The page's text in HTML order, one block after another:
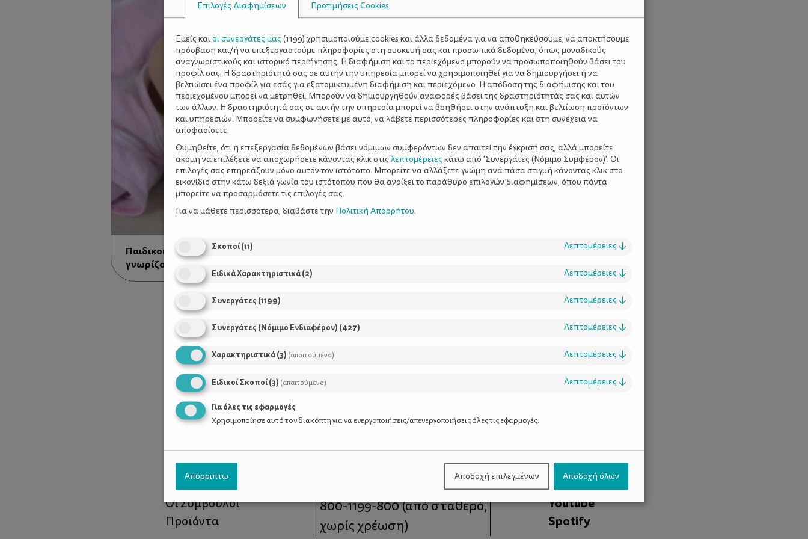
Παιδικοί πονοκέφαλοι - Τι πρέπει να
γνωρίζουν οι γονείς
Χρήσιμοι Σύνδεσμοι
Τι είναι το ΔΕΛΤΑ moms
Οι Σύμβουλοι
Προϊόντα
Τηλέφωνο Επικοινωνίας:
800-1199-800(από σταθερό,
χωρίς χρέωση)
Facebook
Instagram
Youtube
Spotify
Επιλογές Διαφημίσεων Προτιμήσεις Cookies
Εμείς καιοι συνεργάτες μας (1199) χρησιμοποιούμε cookies και άλλα δεδομένα για να αποθηκεύσουμε, να αποκτήσουμε
πρόσβαση και/ή να επεξεργαστούμε πληροφορίες στη συσκευή σας και προσωπικά δεδομένα, όπως μοναδικούς
αναγνωριστικούς και ιστορικό περιήγησης. Η διαφήμιση και το περιεχόμενο μπορούν να προσωποποιηθούν βάσει του
προφίλ σας. Η δραστηριότητά σας σε αυτήν την υπηρεσία μπορεί να χρησιμοποιηθεί για να δημιουργήσει ή να
βελτιώσει ένα προφίλ για εσάς για εξατομικευμένη διαφήμιση και περιεχόμενο. Η απόδοση της διαφήμισης και του
περιεχομένου μπορεί να μετρηθεί. Μπορούν να δημιουργηθούν αναφορές βάσει της δραστηριότητάς σας και αυτών
των άλλων. Η δραστηριότητά σας σε αυτήν την υπηρεσία μπορεί να βοηθήσει στην ανάπτυξη και βελτίωση προϊόντων
και υπηρεσιών. Μπορείτε να συμφωνήσετε με αυτό, να λάβετε περισσότερες πληροφορίες και στη συνέχεια να
αποφασίσετε.
Θυμηθείτε, ότι η επεξεργασία δεδομένων βάσει νόμιμων συμφερόντων δεν απαιτεί την έγκρισή σας, αλλά μπορείτε
ακόμη να επιλέξετε να αποχωρήσετε κάνοντας κλικ στις λεπτομέρειες κάτω από 'Συνεργάτες (Νόμιμο Συμφέρον)'. Οι
επιλογές σας επηρεάζουν μόνο αυτόν τον ιστότοπο. Μπορείτε να αλλάξετε γνώμη ανά πάσα στιγμή κάνοντας κλικ στο
εικονίδιο στην κάτω δεξιά γωνία του ιστότοπου που θα ανοίξει το παράθυρο επιλογών διαφημίσεων, όπου πάντα
μπορείτε να προσαρμόσετε τις επιλογές σας.
Για να μάθετε περισσότερα, διαβάστε την Πολιτική Απορρήτου.
Σκοποί(11) Λεπτομέρειες ↓
Ειδικά Χαρακτηριστικά(2) Λεπτομέρειες ↓
Συνεργάτες (1199) Λεπτομέρειες ↓
Συνεργάτες (Νόμιμο Ενδιαφέρον) (427) Λεπτομέρειες ↓
Χαρακτηριστικά(3) (απαιτούμενο) Λεπτομέρειες ↓
Ειδικοί Σκοποί(3) (απαιτούμενο) Λεπτομέρειες ↓
Για όλες τις εφαρμογές
Χρησιμοποίησε αυτό τον διακόπτη για να ενεργοποιήσεις/απενεργοποιήσεις όλες τις εφαρμογές.
Απόρριπτω Αποδοχή επιλεγμένων Αποδοχή όλων